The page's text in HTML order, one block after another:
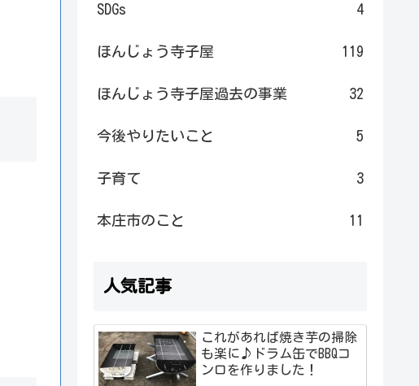
SDGs 4
ほんじょう寺子屋 119
ほんじょう寺子屋過去の事業 32
今後やりたいこと 5
子育て 3
本庄市のこと 11
人気記事
これがあれば焼き芋の掃除
も楽に♪ドラム缶でBBQコ
ンロを作りました！